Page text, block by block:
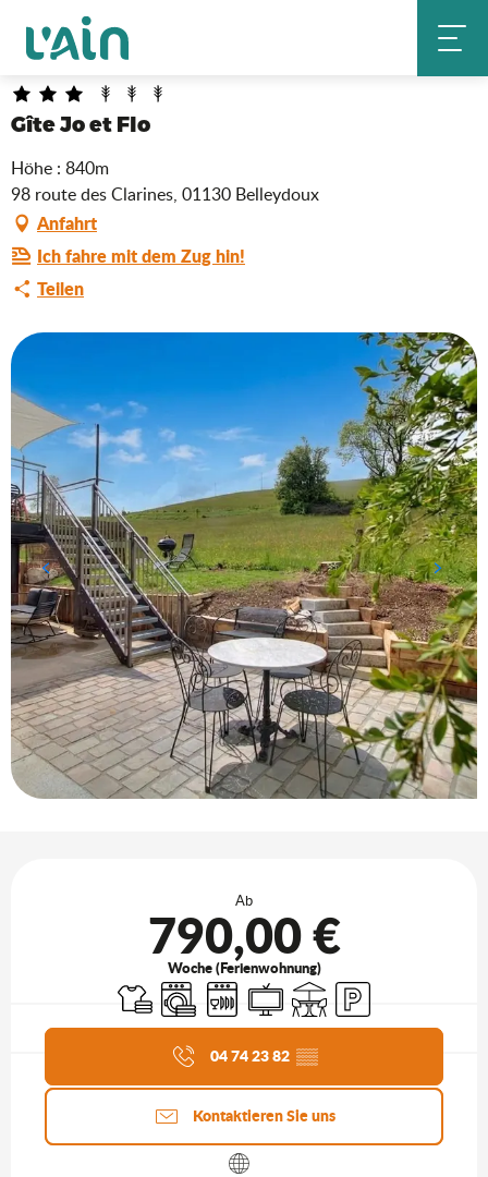
contenu
principal
Startseite
Gîte Jo et Flo
Höhe : 840m
98 route des Clarines, 01130 Belleydoux
Anfahrt
Ich fahre mit dem Zug hin!
Teilen
Ab
790,00 €
Woche (Ferienwohnung)
Bettwäsche und Laken
Waschmaschine
Geschirrspülmaschine
FernsehenTerrasseParkplatz
Aktuelle Agenda
04 74 23 82 ▒▒
Kontaktieren Sie uns